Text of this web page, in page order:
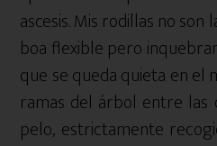
ascesis. Mis rodillas no son
boa flexible pero
que se queda quieta en el
ramas del árbol entre las
pelo, estrictamente